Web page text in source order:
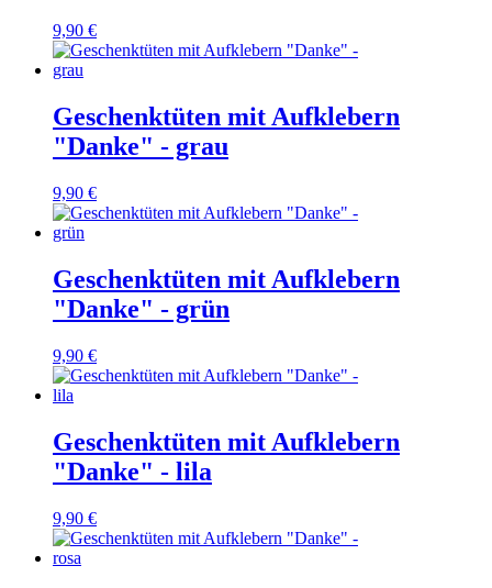
9,90 €
Geschenktüten mit Aufklebern
"Danke" - grau
9,90 €
Geschenktüten mit Aufklebern
"Danke" - grün
9,90 €
Geschenktüten mit Aufklebern
"Danke" - lila
9,90 €